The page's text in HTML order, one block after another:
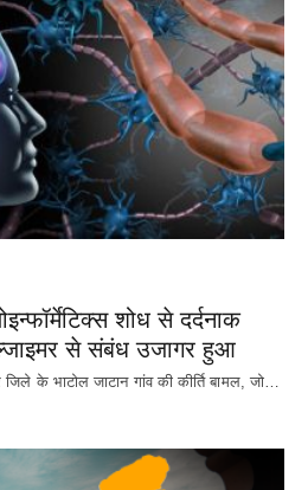
शोध से दर्दनाक
से संबंध उजागर हुआ
जिले के भाटोल जाटान गांव की कीर्ति बामल, जो…